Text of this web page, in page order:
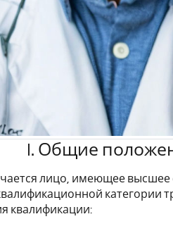
I. Общие
лицо, имеющее высшее
категории
квалификации: